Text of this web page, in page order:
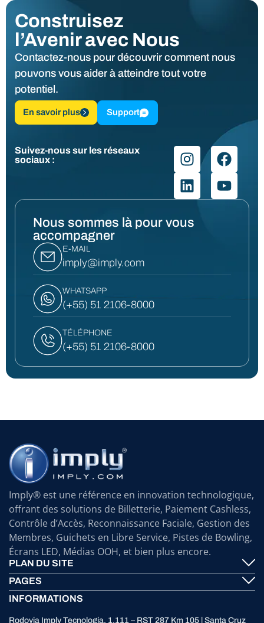
Construisez
l’Avenir avec Nous
Contactez-nous pour découvrir comment nous
pouvons vous aider à atteindre tout votre
potentiel.
En savoir plus Support
Suivez-nous sur les réseaux
sociaux :
Nous sommes là pour vous
accompagner
E-MAIL
imply@imply.com
WHATSAPP
(+55) 51 2106-8000
TÉLÉPHONE
(+55) 51 2106-8000
Imply® est une référence en innovation technologique,
offrant des solutions de Billetterie, Paiement Cashless,
Contrôle d’Accès, Reconnaissance Faciale, Gestion des
Membres, Guichets en Libre Service, Pistes de Bowling,
Écrans LED, Médias OOH, et bien plus encore.
PLAN DU SITE
Imply® Technologie
PAGES
Contactez-nous
INFORMATIONS
Rodovia Imply Tecnologia, 1.111 – RST 287 Km 105 | Santa Cruz